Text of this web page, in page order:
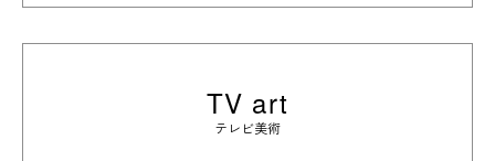
TV art
テレビ美術